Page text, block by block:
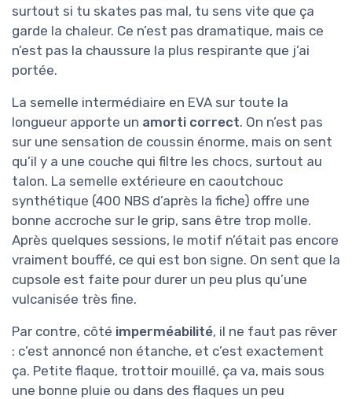
surtout si tu skates pas mal, tu sens vite que ça
garde la chaleur. Ce n’est pas dramatique, mais ce
n’est pas la chaussure la plus respirante que j’ai
portée.
La semelle intermédiaire en EVA sur toute la
longueur apporte un amorti correct. On n’est pas
sur une sensation de coussin énorme, mais on sent
qu’il y a une couche qui filtre les chocs, surtout au
talon. La semelle extérieure en caoutchouc
synthétique (400 NBS d’après la fiche) offre une
bonne accroche sur le grip, sans être trop molle.
Après quelques sessions, le motif n’était pas encore
vraiment bouffé, ce qui est bon signe. On sent que la
cupsole est faite pour durer un peu plus qu’une
vulcanisée très fine.
Par contre, côté imperméabilité, il ne faut pas rêver
: c’est annoncé non étanche, et c’est exactement
ça. Petite flaque, trottoir mouillé, ça va, mais sous
une bonne pluie ou dans des flaques un peu